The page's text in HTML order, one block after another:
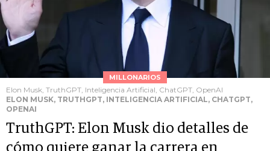
MILLONARIOS
Elon Musk, TruthGPT, Inteligencia Artificial, ChatGPT, OpenAI
ELON MUSK, TRUTHGPT, INTELIGENCIA ARTIFICIAL, CHATGPT,
OPENAI
TruthGPT: Elon Musk dio detalles de
cómo quiere ganar la carrera en